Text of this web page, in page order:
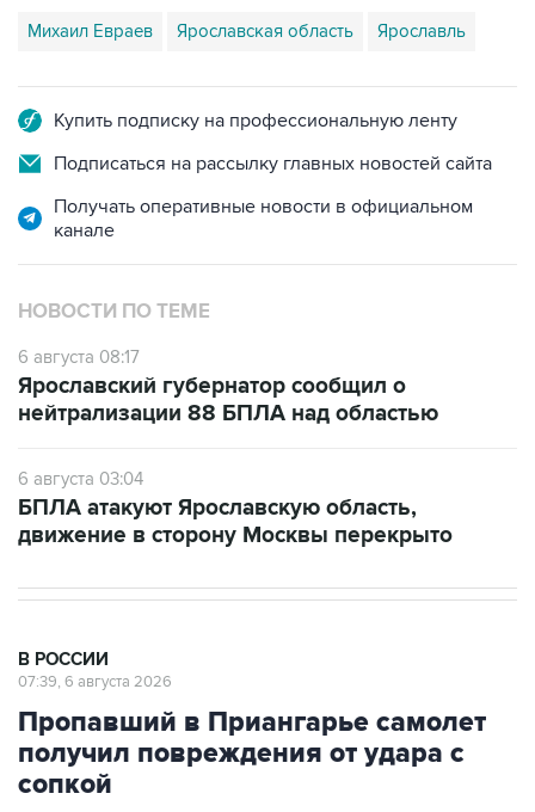
Михаил Евраев Ярославская область Ярославль
Купить подписку на профессиональную ленту
Подписаться на рассылку главных новостей сайта
Получать оперативные новости в официальном
канале
НОВОСТИ ПО ТЕМЕ
6 августа 08:17
Ярославский губернатор сообщил о
нейтрализации 88 БПЛА над областью
6 августа 03:04
БПЛА атакуют Ярославскую область,
движение в сторону Москвы перекрыто
В РОССИИ
07:39, 6 августа 2026
Пропавший в Приангарье самолет
получил повреждения от удара с
сопкой